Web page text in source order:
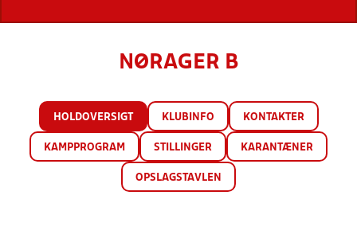
NØRAGER B
HOLDOVERSIGT KLUBINFO KONTAKTER
KAMPPROGRAM STILLINGER KARANTÆNER
OPSLAGSTAVLEN